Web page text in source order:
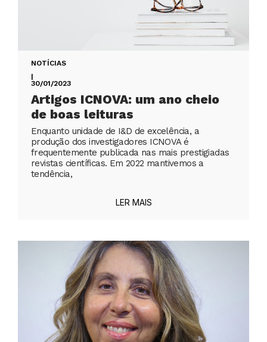
NOTÍCIAS
|
30/01/2023
Artigos ICNOVA: um ano cheio
de boas leituras
Enquanto unidade de I&D de excelência, a
produção dos investigadores ICNOVA é
frequentemente publicada nas mais prestigiadas
revistas científicas. Em 2022 mantivemos a
tendência,
LER MAIS